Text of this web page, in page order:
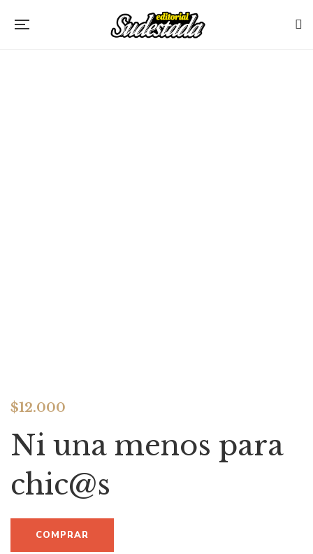
$12.000
Ni una menos para
chic@s